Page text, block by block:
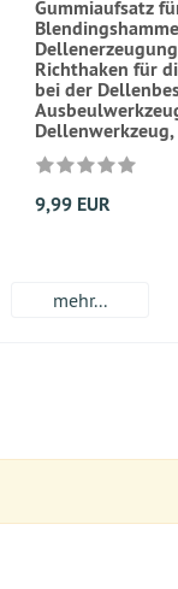
Gummiaufsatz
Richthaken für
bei der
Dellenwerkzeug,
9,99 EUR
mehr...